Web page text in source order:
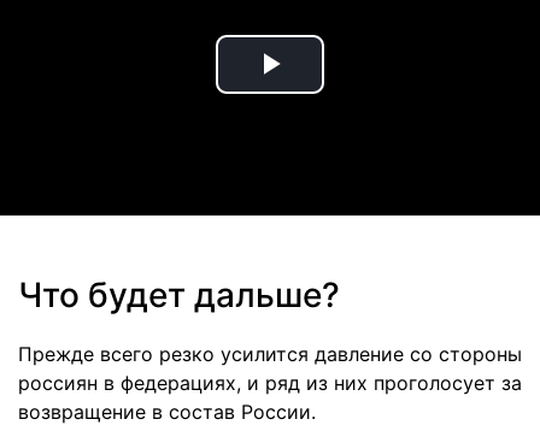
Play
Что будет дальше?
Прежде всего резко усилится давление со стороны
россиян в федерациях, и ряд из них проголосует за
возвращение в состав России.